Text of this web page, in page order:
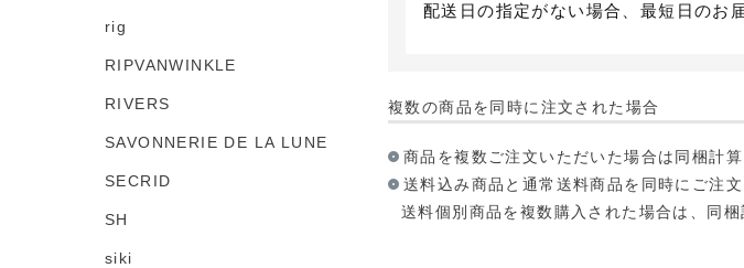
rig
RIPVANWINKLE
RIVERS
SAVONNERIE DE LA LUNE
SECRID
SH
siki
配送日の指定がない場合、最短日のお
複数の商品を同時に注文された場合
商品を複数ご注文いただいた場合は同梱計算
送料込み商品と通常送料商品を同時にご注
送料個別商品を複数購入された場合は、同